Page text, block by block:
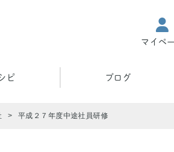
マイペ
ピ ブログ
平成２７年度中途社員研修